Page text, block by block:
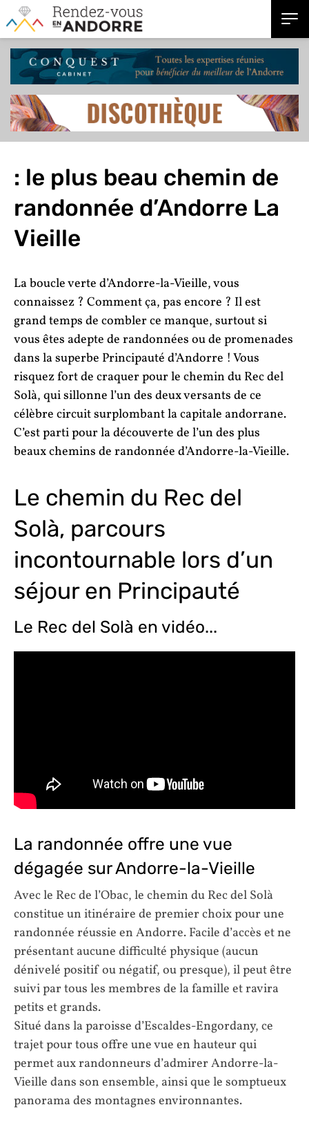
: le plus beau chemin de
randonnée d’Andorre La
Vieille
La boucle verte d’Andorre-la-Vieille, vous
connaissez ? Comment ça, pas encore ? Il est
grand temps de combler ce manque, surtout si
vous êtes adepte de randonnées ou de promenades
dans la superbe Principauté d’Andorre ! Vous
risquez fort de craquer pour le chemin du Rec del
Solà, qui sillonne l’un des deux versants de ce
célèbre circuit surplombant la capitale andorrane.
C’est parti pour la découverte de l’un des plus
beaux chemins de randonnée d’Andorre-la-Vieille.
Le chemin du Rec del
Solà, parcours
incontournable lors d’un
séjour en Principauté
Le Rec del Solà en vidéo...
La randonnée offre une vue
dégagée sur Andorre-la-Vieille
Avec le Rec de l’Obac, le chemin du Rec del Solà
constitue un itinéraire de premier choix pour une
randonnée réussie en Andorre. Facile d’accès et ne
présentant aucune difficulté physique (aucun
dénivelé positif ou négatif, ou presque), il peut être
suivi par tous les membres de la famille et ravira
petits et grands.
Situé dans la paroisse d’Escaldes-Engordany, ce
trajet pour tous offre une vue en hauteur qui
permet aux randonneurs d’admirer Andorre-la-
Vieille dans son ensemble, ainsi que le somptueux
panorama des montagnes environnantes.